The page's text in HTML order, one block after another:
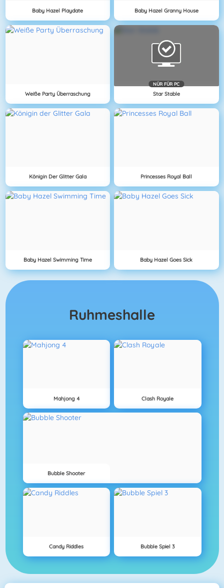
Baby Hazel Playdate Baby Hazel Granny House
Weiße Party Überraschung
NÜR FÜR PC
Star Stable
Königin Der Glitter Gala Princesses Royal Ball
Baby Hazel Swimming Time Baby Hazel Goes Sick
Ruhmeshalle
Mahjong 4 Clash Royale
Bubble Shooter
Candy Riddles Bubble Spiel 3